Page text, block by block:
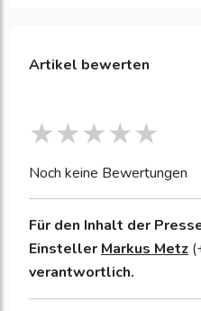
Artikel bewerten
Noch keine Bewertungen
Für den Inhalt der
Einsteller Markus Metz
verantwortlich.